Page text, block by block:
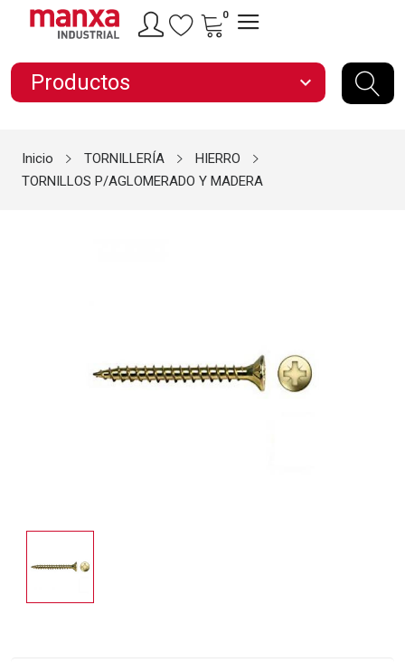
0
Productos expand_more
Inicio TORNILLERÍA
HIERRO
TORNILLOS P/AGLOMERADO Y MADERA